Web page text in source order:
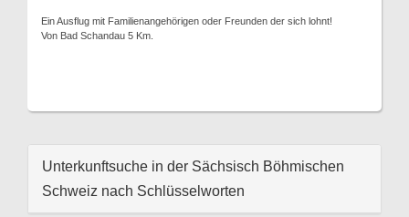
Ein Ausflug mit Familienangehörigen oder Freunden der sich lohnt!
Von Bad Schandau 5 Km.
Unterkunftsuche in der Sächsisch Böhmischen
Schweiz nach Schlüsselworten